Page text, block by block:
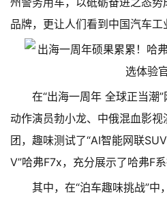
品牌，更让人们看到中国汽车工
在“出海一周年 全球正当潮
动作演员勃小龙、中俄混血影
团，趣味测试了“AI智能网联
V”哈弗F7x，充分展示了哈弗F
其中，在“泊车趣味挑战”中